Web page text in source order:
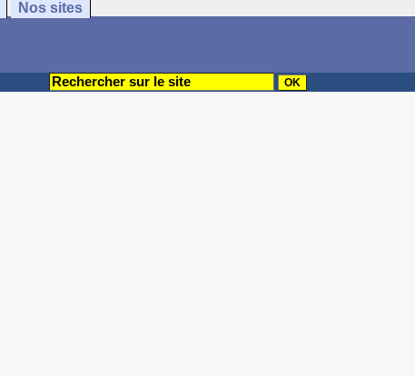
Nos sites